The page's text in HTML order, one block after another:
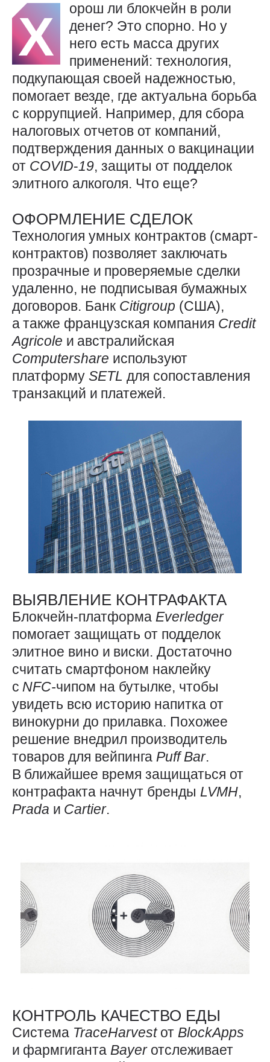
Х
орош ли блокчейн в роли
денег? Это спорно. Но у
него есть масса других
применений: технология,
подкупающая своей надежностью,
помогает везде, где актуальна борьба
с коррупцией. Например, для сбора
налоговых отчетов от компаний,
подтверждения данных о вакцинации
от COVID‑19, защиты от подделок
элитного алкоголя. Что еще?
ОФОРМЛЕНИЕ СДЕЛОК
Технология умных контрактов (смарт-
контрактов) позволяет заключать
прозрачные и проверяемые сделки
удаленно, не подписывая бумажных
договоров. Банк Citigroup (США),
а также французская компания Credit
Agricole и австралийская
Computershare используют
платформу SETL для сопос­тавления
транзакций и платежей.
ВЫЯВЛЕНИЕ КОНТРАФАКТА
Блокчейн-платформа Everledger
помогает защищать от подделок
элитное вино и виски. Достаточно
считать смартфоном наклейку
с NFC-чипом на бутылке, чтобы
увидеть всю историю напитка от
винокурни до прилавка. Похожее
решение внедрил производитель
товаров для вейпинга PuffBar.
В ближайшее время защищаться от
контрафакта начнут бренды LVMH,
Prada и Cartier.
КОНТРОЛЬ КАЧЕСТВО ЕДЫ
Система TraceHarvest от BlockApps
и фармгиганта Bayer отслеживает